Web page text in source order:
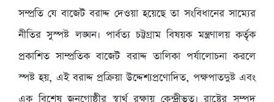
সম্প্রতি যে বাজেট বরাদ্দ দেওয়া হয়েছে তা সংবিধানের সাম্যের
নীতির সুস্পষ্ট লঙ্ঘন। পার্বত্য চট্টগ্রাম বিষয়ক মন্ত্রণালয় কর্তৃক
প্রকাশিত সাম্প্রতিক বাজেট বরাদ্দ তালিকা পর্যালোচনা করলে
স্পষ্ট হয়, এই বরাদ্দ প্রক্রিয়া উদ্দেশ্যপ্রণোদিত, পক্ষপাতদুষ্ট এবং
এক বিশেষ জনগোষ্ঠীর স্বার্থ রক্ষায় কেন্দ্রীভূত। রাষ্ট্রের সম্পদ